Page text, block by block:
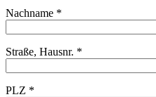
Nachname *
Straße, Hausnr. *
PLZ *